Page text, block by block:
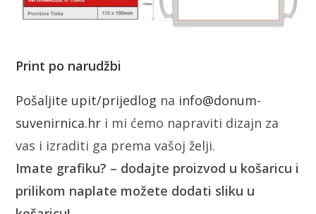
Print po narudžbi
Pošaljite upit/prijedlog na info@donum-
suvenirnica.hr i mi ćemo napraviti dizajn za
vas i izraditi ga prema vašoj želji.
Imate grafiku? – dodajte proizvod u košaricu i
prilikom naplate možete dodati sliku u